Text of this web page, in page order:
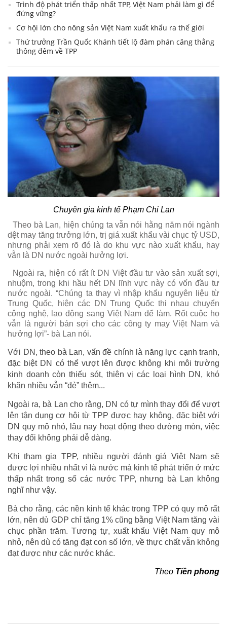
Trình độ phát triển thấp nhất TPP, Việt Nam phải làm gì để
đứng vững?
Cơ hội lớn cho nông sản Việt Nam xuất khẩu ra thế giới
Thứ trưởng Trần Quốc Khánh tiết lộ đàm phán căng thẳng
thông đêm về TPP
Chuyên gia kinh tế Phạm Chi Lan
Theo bà Lan, hiện chúng ta vẫn nói hằng năm nói ngành
dệt may tăng trưởng lớn, trị giá xuất khẩu vài chục tỷ USD,
nhưng phải xem rõ đó là do khu vực nào xuất khẩu, hay
vẫn là DN nước ngoài hưởng lợi.
Ngoài ra, hiện có rất ít DN Việt đầu tư vào sản xuất sợi,
nhuộm, trong khi hầu hết DN lĩnh vực này có vốn đầu tư
nước ngoài. “Chúng ta thay vì nhập khẩu nguyên liệu từ
Trung Quốc, hiện các DN Trung Quốc thi nhau chuyển
công nghệ, lao động sang Việt Nam để làm. Rốt cuộc họ
vẫn là người bán sợi cho các công ty may Việt Nam và
hưởng lợi”- bà Lan nói.
Với DN, theo bà Lan, vấn đề chính là năng lực cạnh tranh,
đặc biệt DN có thể vượt lên được không khi môi trường
kinh doanh còn thiếu sót, thiên vị các loại hình DN, khó
khăn nhiều vẫn “đẻ” thêm...
Ngoài ra, bà Lan cho rằng, DN có tự mình thay đổi để vượt
lên tận dụng cơ hội từ TPP được hay không, đặc biệt với
DN quy mô nhỏ, lâu nay hoạt động theo đường mòn, việc
thay đổi không phải dễ dàng.
Khi tham gia TPP, nhiều người đánh giá Việt Nam sẽ
được lợi nhiều nhất vì là nước mà kinh tế phát triển ở mức
thấp nhất trong số các nước TPP, nhưng bà Lan không
nghĩ như vậy.
Bà cho rằng, các nền kinh tế khác trong TPP có quy mô rất
lớn, nên dù GDP chỉ tăng 1% cũng bằng Việt Nam tăng vài
chục phần trăm. Tương tự, xuất khẩu Việt Nam quy mô
nhỏ, nên dù có tăng đạt con số lớn, về thực chất vẫn không
đạt được như các nước khác.
Theo Tiền phong